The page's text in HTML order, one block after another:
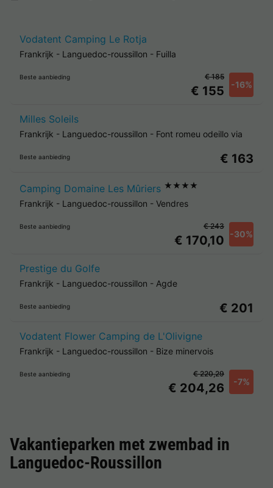
Vodatent Camping Le Rotja
Frankrijk - Languedoc-roussillon - Fuilla
Beste aanbieding
€ 155 -16%
€ 185
Milles Soleils
Frankrijk - Languedoc-roussillon - Font romeu odeillo via
Beste aanbieding € 163
Camping Domaine Les Mûriers ★★★★
Frankrijk - Languedoc-roussillon - Vendres
Beste aanbieding
€ 170,10 -30%
€ 243
Prestige du Golfe
Frankrijk - Languedoc-roussillon - Agde
Beste aanbieding € 201
Vodatent Flower Camping de L'Olivigne
Frankrijk - Languedoc-roussillon - Bize minervois
Beste aanbieding
€ 204,26 -7%
€ 220,29
Vakantieparken met zwembad in
Languedoc-Roussillon